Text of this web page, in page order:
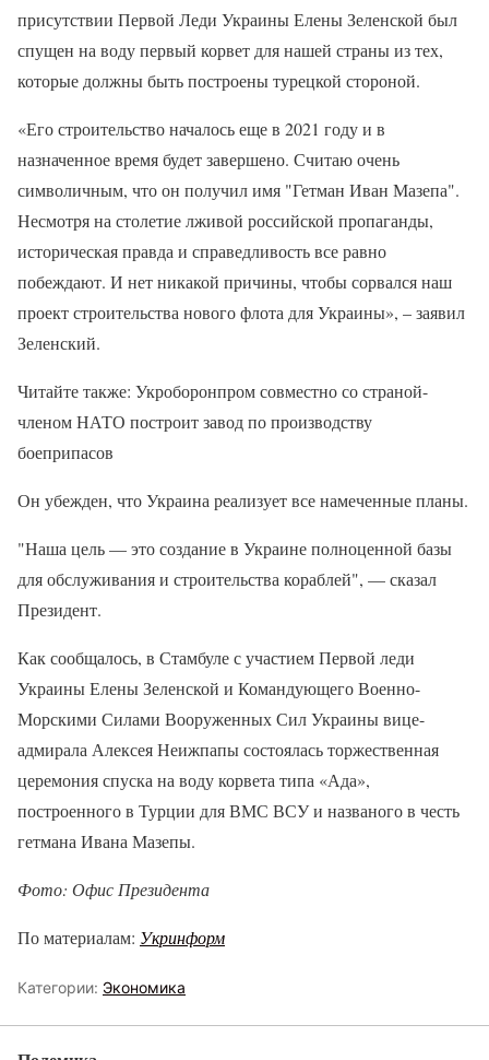
присутствии Первой Леди Украины Елены Зеленской был
спущен на воду первый корвет для нашей страны из тех,
которые должны быть построены турецкой стороной.
«Его строительство началось еще в 2021 году и в
назначенное время будет завершено. Считаю очень
символичным, что он получил имя "Гетман Иван Мазепа".
Несмотря на столетие лживой российской пропаганды,
историческая правда и справедливость все равно
побеждают. И нет никакой причины, чтобы сорвался наш
проект строительства нового флота для Украины», – заявил
Зеленский.
Читайте также: Укроборонпром совместно со страной-
членом НАТО построит завод по производству
боеприпасов
Он убежден, что Украина реализует все намеченные планы.
"Наша цель — это создание в Украине полноценной базы
для обслуживания и строительства кораблей", — сказал
Президент.
Как сообщалось, в Стамбуле с участием Первой леди
Украины Елены Зеленской и Командующего Военно-
Морскими Силами Вооруженных Сил Украины вице-
адмирала Алексея Неижпапы состоялась торжественная
церемония спуска на воду корвета типа «Ада»,
построенного в Турции для ВМС ВСУ и названого в честь
гетмана Ивана Мазепы.
Фото: Офис Президента
По материалам: Укринформ
Категории: Экономика